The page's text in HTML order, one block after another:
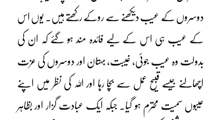
دوسروں کے عیب دیکھنے سے روکے رکھتے ہیں۔ یوں اس
کے عیب ہی اس کے لیے فائدہ مند ہو گئے کہ ان کی
بدولت وہ عیب جوئی، غیبت، بہتان اور دوسروں کی عزت
اچھالنے جیسے قبیح عمل سے بچا رہا اور اللہ کی نظر میں اپنے
عیبوں سمیت محترم ہو گیا۔ جبکہ ایک عبادت گزار اور بظاہر